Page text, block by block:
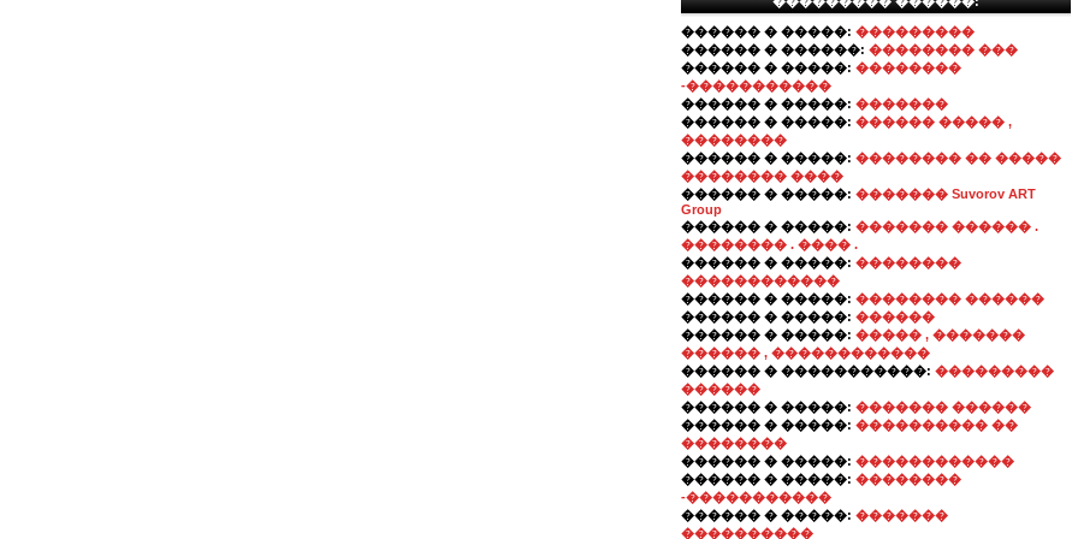
������ � �����: ���������
������ � ������: �������� ���
������ � �����: ��������
-�����������
������ � �����: �������
������ � �����: ������ ����� ,
��������
������ � �����: �������� �� �����
�������� ����
������ � �����: ������� Suvorov ART
Group
������ � �����: ������� ������ .
�������� . ���� .
������ � �����: ��������
������������
������ � �����: �������� ������
������ � �����: ������
������ � �����: ����� , �������
������ , ������������
������ � �����������: ���������
������
������ � �����: ������� ������
������ � �����: ���������� ��
��������
������ � �����: ������������
������ � �����: ��������
-�����������
������ � �����: �������
����������